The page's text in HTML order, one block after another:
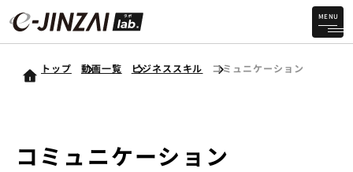
MENU
トップ 動画一覧 ビジネススキル コミュニケーション
コミュニケーション